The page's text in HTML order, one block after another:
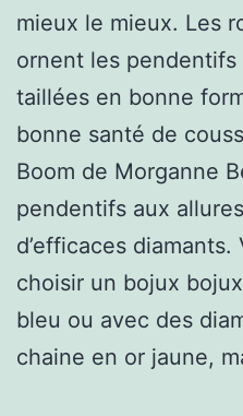
mieux le mieux. Les
ornent les
taillées en bonne
bonne santé de
Boom de Morganne
pendentifs aux
d’efficaces
choisir un bojux
bleu ou avec des
chaine en or jaune,